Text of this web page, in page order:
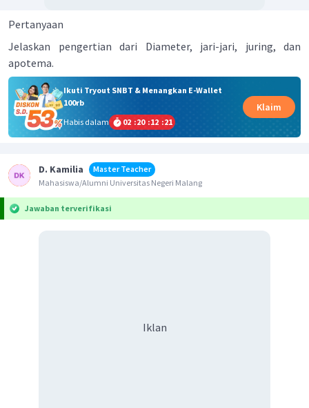
Pertanyaan
Jelaskan pengertian dari Diameter, jari-jari, juring, dan
apotema.
Ikuti Tryout SNBT & Menangkan E-Wallet
100rb
Habis dalam
02 :20 :12 :20
Klaim
D. Kamilia
Master Teacher
Mahasiswa/Alumni Universitas Negeri Malang
Jawaban terverifikasi
Iklan